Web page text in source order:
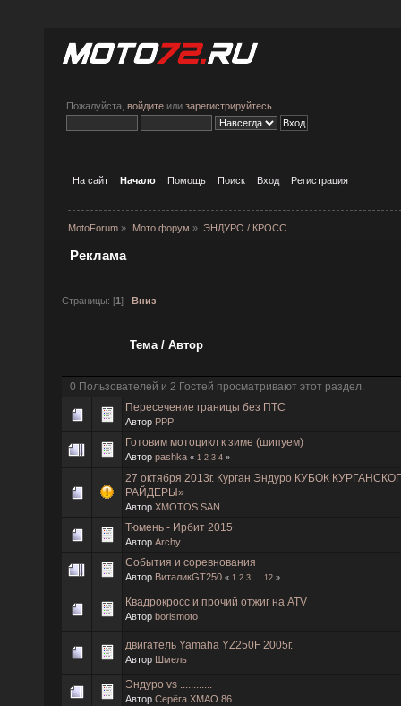
Пожалуйста, войдите или зарегистрируйтесь
На сайт Начало Помощь Поиск Вход Регистрация
MotoForum » Мото форум » ЭНДУРО / КРОСС
Реклама
Страницы: [1] Вниз
Тема/Автор
0 Пользователей и 2 Гостей просматривают этот раздел.
Пересечение границы без ПТС
Автор PPP
Готовим мотоцикл к зиме (шипуем)
Автор pashka « 1 2 3 4 »
27 октября 2013г. Курган Эндуро КУБОК
РАЙДЕРЫ»
Автор XMOTOS SAN
Тюмень - Ирбит 2015
Автор Archy
События и соревнования
Автор ВиталикGT250 « 1 2 3 ... 12 »
Квадрокросс и прочий отжиг на ATV
Автор borismoto
двигатель Yamaha YZ250F 2005г.
Автор Шмель
Эндуро vs ............
Автор Серёга ХМАО 86